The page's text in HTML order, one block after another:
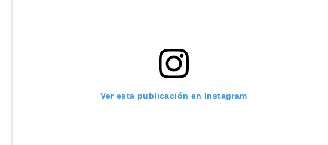
Ver esta publicación en Instagram